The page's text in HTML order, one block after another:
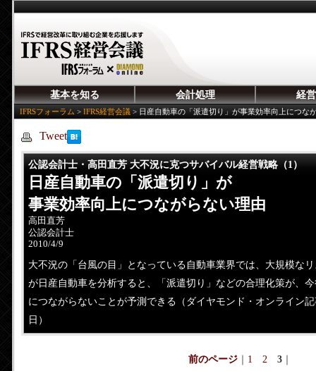
基本を知る 会計処理 経
IFRSフォーラム > IFRS経営会議 > 日産自動車の「派遣切り」が事業効率向上につな
Tweet
公認会計士・高田直芳 大不況に克つサバイバル経営戦略（1）
日産自動車の「派遣切り」が
事業効率向上につながらない理由
高田直芳
公認会計士
2010/4/9
大不況の「台風の目」となっている自動車業界では、大規模な
が日産自動車を分析すると、「派遣切り」などの合理化策が、
につながらないことが予測できる（ダイヤモンド・オンライン
日）
前のページ｜ 1 2 3｜